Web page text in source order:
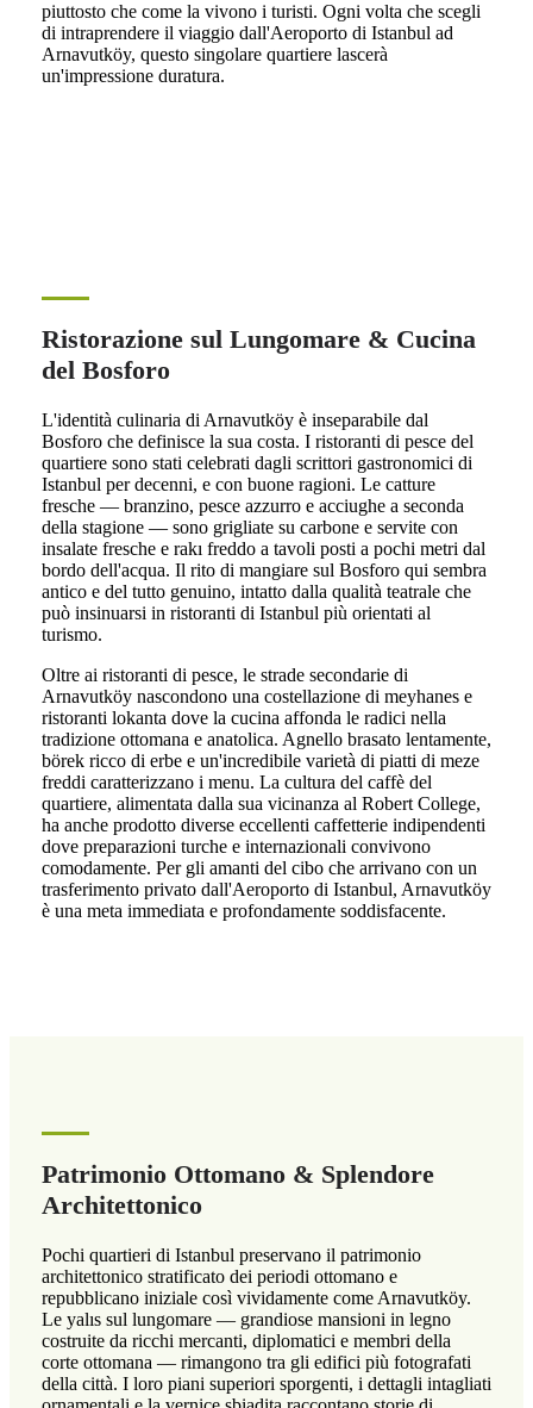
piuttosto che come la vivono i turisti. Ogni volta che scegli
di intraprendere il viaggio dall'Aeroporto di Istanbul ad
Arnavutköy, questo singolare quartiere lascerà
un'impressione duratura.
Ristorazione sul Lungomare & Cucina
del Bosforo
L'identità culinaria di Arnavutköy è inseparabile dal
Bosforo che definisce la sua costa. I ristoranti di pesce del
quartiere sono stati celebrati dagli scrittori gastronomici di
Istanbul per decenni, e con buone ragioni. Le catture
fresche — branzino, pesce azzurro e acciughe a seconda
della stagione — sono grigliate su carbone e servite con
insalate fresche e rakı freddo a tavoli posti a pochi metri dal
bordo dell'acqua. Il rito di mangiare sul Bosforo qui sembra
antico e del tutto genuino, intatto dalla qualità teatrale che
può insinuarsi in ristoranti di Istanbul più orientati al
turismo.
Oltre ai ristoranti di pesce, le strade secondarie di
Arnavutköy nascondono una costellazione di meyhanes e
ristoranti lokanta dove la cucina affonda le radici nella
tradizione ottomana e anatolica. Agnello brasato lentamente,
börek ricco di erbe e un'incredibile varietà di piatti di meze
freddi caratterizzano i menu. La cultura del caffè del
quartiere, alimentata dalla sua vicinanza al Robert College,
ha anche prodotto diverse eccellenti caffetterie indipendenti
dove preparazioni turche e internazionali convivono
comodamente. Per gli amanti del cibo che arrivano con un
trasferimento privato dall'Aeroporto di Istanbul, Arnavutköy
è una meta immediata e profondamente soddisfacente.
Patrimonio Ottomano & Splendore
Architettonico
Pochi quartieri di Istanbul preservano il patrimonio
architettonico stratificato dei periodi ottomano e
repubblicano iniziale così vividamente come Arnavutköy.
Le yalıs sul lungomare — grandiose mansioni in legno
costruite da ricchi mercanti, diplomatici e membri della
corte ottomana — rimangono tra gli edifici più fotografati
della città. I loro piani superiori sporgenti, i dettagli intagliati